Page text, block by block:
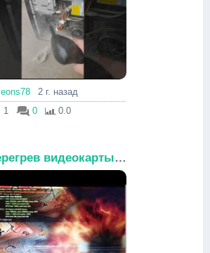
leons78
2 г. назад
1
0 0.0
Перегрев видеокарты при...